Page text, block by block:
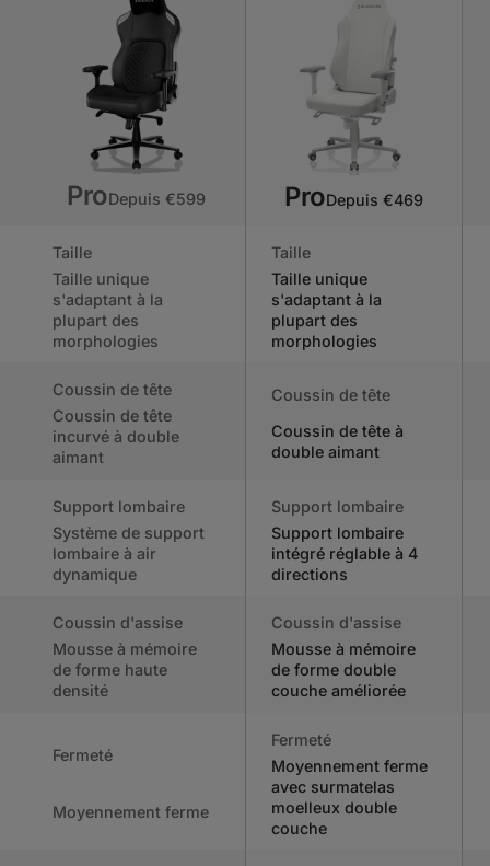
ProDepuis €599 ProDepuis €469
Taille
Taille unique
s'adaptant à la
plupart des
morphologies
Taille
Taille unique
s'adaptant à la
plupart des
morphologies
Coussin de tête
Coussin de tête
incurvé à double
aimant
Coussin de tête
Coussin de tête à
double aimant
Support lombaire
Système de support
lombaire à air
dynamique
Support lombaire
Support lombaire
intégré réglable à 4
directions
Coussin d'assise
Mousse à mémoire
de forme haute
densité
Coussin d'assise
Mousse à mémoire
de forme double
couche améliorée
Fermeté
Moyennement ferme
Fermeté
Moyennement ferme
avec surmatelas
moelleux double
couche